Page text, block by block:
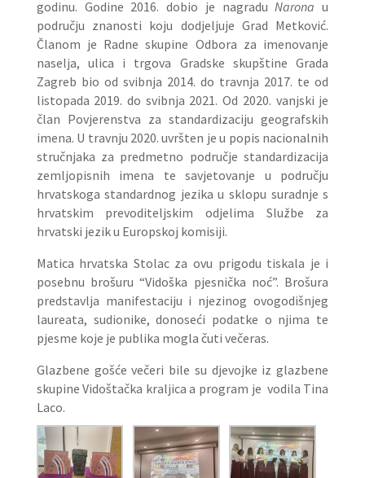
godinu. Godine 2016. dobio je nagraduNaronau
području znanosti koju dodjeljuje Grad Metković.
Članom je Radne skupine Odbora za imenovanje
naselja, ulica i trgova Gradske skupštine Grada
Zagreb bio od svibnja 2014. do travnja 2017. te od
listopada 2019. do svibnja 2021. Od 2020. vanjski je
član Povjerenstva za standardizaciju geografskih
imena. U travnju 2020. uvršten je u popis nacionalnih
stručnjaka za predmetno područje standardizacija
zemljopisnih imena te savjetovanje u području
hrvatskoga standardnog jezika u sklopu suradnje s
hrvatskim prevoditeljskim odjelima Službe za
hrvatski jezik u Europskoj komisiji.
Matica hrvatska Stolac za ovu prigodu tiskala je i
posebnu brošuru “Vidoška pjesnička noć”. Brošura
predstavlja manifestaciju i njezinog ovogodišnjeg
laureata, sudionike, donoseći podatke o njima te
pjesme koje je publika mogla čuti večeras.
Glazbene gošće večeri bile su djevojke iz glazbene
skupine Vidoštačka kraljica a program je vodila Tina
Laco.